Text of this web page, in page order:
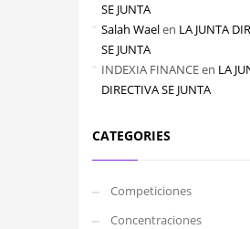
SE JUNTA
Salah Waelen LA JUNTA
SE JUNTA
INDEXIA FINANCEen LA
DIRECTIVA SE JUNTA
CATEGORIES
Competiciones
Concentraciones